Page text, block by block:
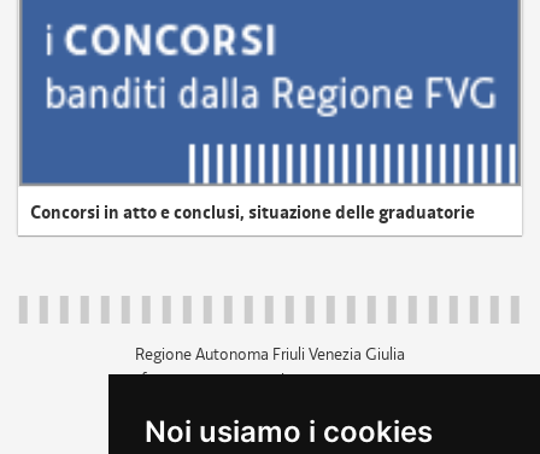
Noi usiamo i cookies
Concorsi in atto e conclusi, situazione delle graduatorie
Regione Autonoma Friuli Venezia Giulia
c.f. 80014930327; p.iva 00526040324
+39 040 3771111